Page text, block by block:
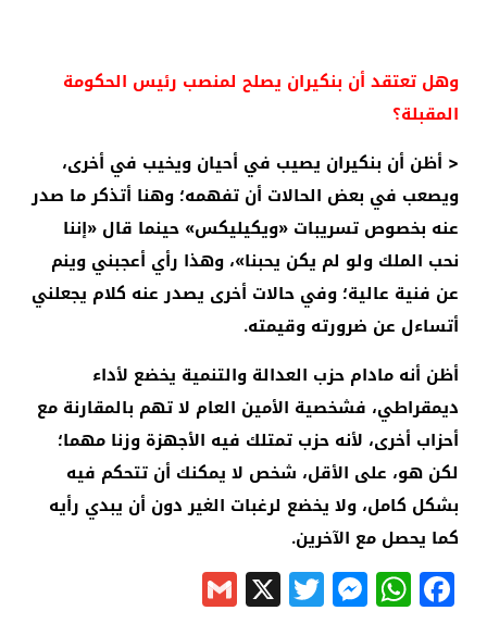
وهل تعتقد أن بنكيران يصلح لمنصب رئيس الحكومة
المقبلة؟
< أظن أن بنكيران يصيب في أحيان ويخيب في أخرى،
ويصعب في بعض الحالات أن تفهمه؛ وهنا أتذكر ما صدر
عنه بخصوص تسريبات «ويكيليكس» حينما قال «إننا
نحب الملك ولو لم يكن يحبنا»، وهذا رأي أعجبني وينم
عن فنية عالية؛ وفي حالات أخرى يصدر عنه كلام يجعلني
أتساءل عن ضرورته وقيمته.
أظن أنه مادام حزب العدالة والتنمية يخضع لأداء
ديمقراطي، فشخصية الأمين العام لا تهم بالمقارنة مع
أحزاب أخرى، لأنه حزب تمتلك فيه الأجهزة وزنا مهما؛
لكن هو، على الأقل، شخص لا يمكنك أن تتحكم فيه
بشكل كامل، ولا يخضع لرغبات الغير دون أن يبدي رأيه
كما يحصل مع الآخرين.
Facebook
WhatsApp
Messenger
Twitter
X